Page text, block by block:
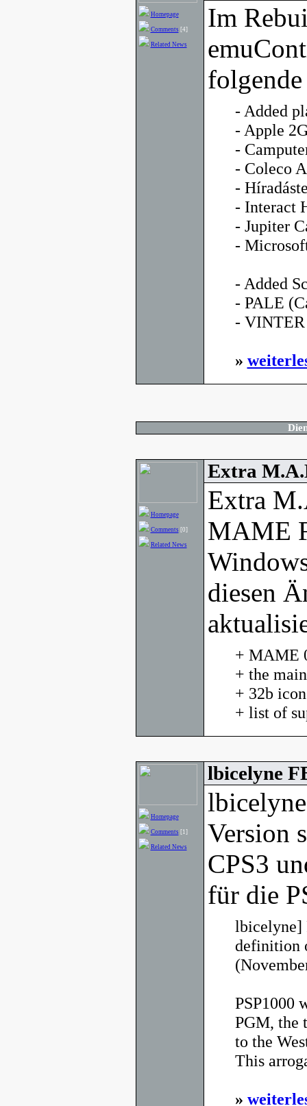
Homepage
Comments [4]
Related News
Im
- Added
- Apple
-
- Coleco
-
- Interact
- Jupiter
-
- Added
- PALE
- VINTER
»
Homepage
Comments [0]
Related News
Extra
Extra
MAME
diesen
+ MAME
+ the
+ 32b
+ list of
Homepage
Comments [1]
Related News
lbicelyne
Version
CPS3
für die
lbicelyne]
definition
PSP1000
PGM, the
to the
This
»